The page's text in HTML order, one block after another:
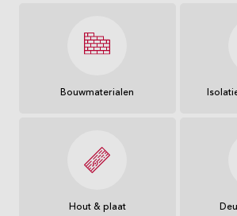
Bouwmaterialen
Hout & plaat